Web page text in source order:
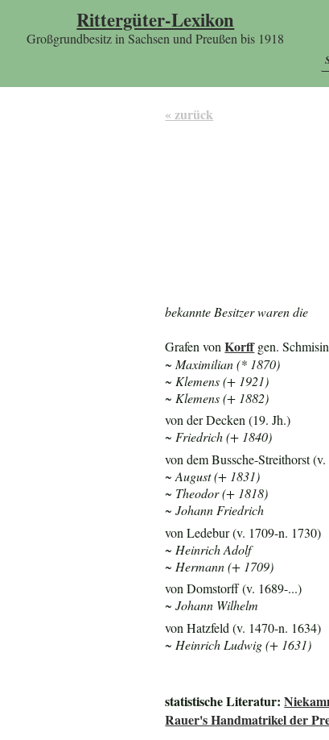
Rittergüter-Lexikon
Großgrundbesitz in Sachsen und Preußen bis 1918
« zurück
bekannte Besitzer waren die
Grafen vonKorffgen.
~ Maximilian (* 1870)
~ Klemens (+ 1921)
~ Klemens (+ 1882)
von der Decken (19. Jh.)
~ Friedrich (+ 1840)
von dem Bussche-Streithorst
~ August (+ 1831)
~ Theodor (+ 1818)
~ Johann Friedrich
von Ledebur (v. 1709-n. 1730)
~ Heinrich Adolf
~ Hermann (+ 1709)
von Domstorff (v. 1689-...)
~ Johann Wilhelm
von Hatzfeld (v. 1470-n. 1634)
~ Heinrich Ludwig (+ 1631)
statistische Literatur:
Rauer's Handmatrikel der